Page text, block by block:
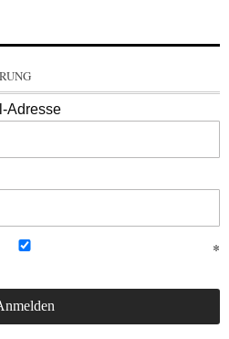
Adresse